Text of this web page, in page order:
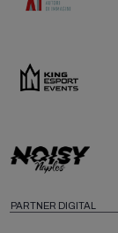
PARTNER DIGITAL